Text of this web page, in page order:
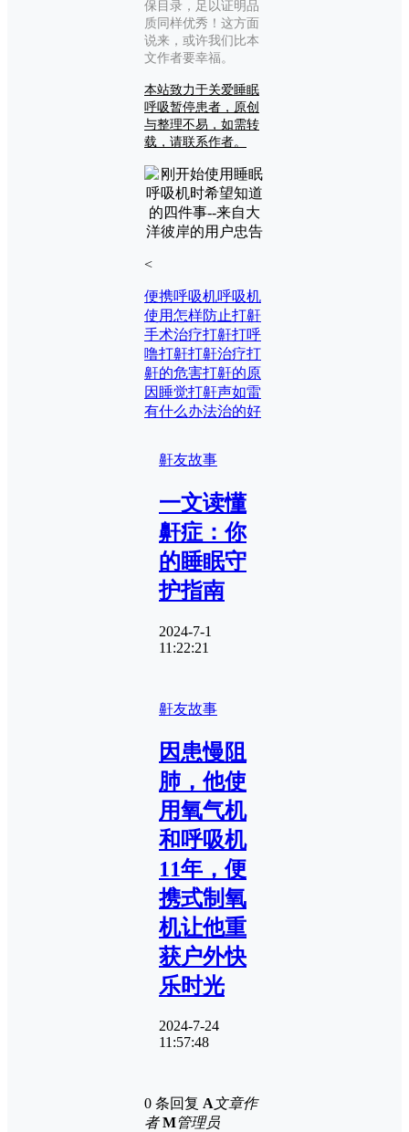
保目录，足以证明品
质同样优秀！这方面
说来，或许我们比本
文作者要幸福。
本站致力于关爱睡眠
呼吸暂停患者，原创
与整理不易，如需转
载，请联系作者。
<
便携呼吸机呼吸机
使用怎样防止打鼾
手术治疗打鼾打呼
噜打鼾打鼾治疗打
鼾的危害打鼾的原
因 睡觉打鼾声如雷
有什么办法治的好
鼾友故事
一文读懂
鼾症：你
的睡眠守
护指南
2024-7-1
11:22:21
鼾友故事
因患慢阻
肺，他使
用氧气机
和呼吸机
11年，便
携式制氧
机让他重
获户外快
乐时光
2024-7-24
11:57:48
0 条回复 A文章作
者 M管理员